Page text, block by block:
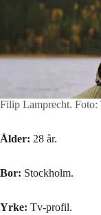
Filip Lamprecht. Foto:
Ålder: 28 år.
Bor: Stockholm.
Yrke: Tv-profil.